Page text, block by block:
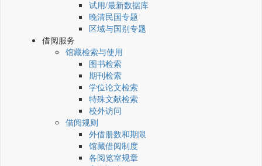
试用/最新数据库
晚清民国专题
区域与国别专题
借阅服务
馆藏检索与使用
图书检索
期刊检索
学位论文检索
特殊文献检索
校外访问
借阅规则
外借册数和期限
馆藏借阅制度
各阅览室规章